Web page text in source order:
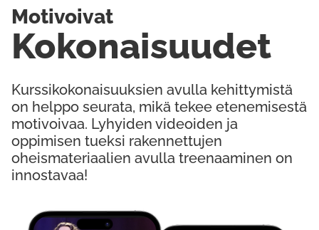
Kurssikokonaisuuksien avulla kehittymistä
on helppo seurata, mikä tekee etenemisestä
motivoivaa. Lyhyiden videoiden ja
oppimisen tueksi rakennettujen
oheismateriaalien avulla treenaaminen on
innostavaa!
Kokonaisuudet
Motivoivat